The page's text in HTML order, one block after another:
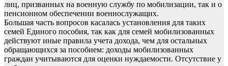
лиц, призванных на военную службу по мобилизации, так и о
пенсионном обеспечении военнослужащих.
Большая часть вопросов касалась установления для таких
семей Единого пособия, так как для семей мобилизованных
действуют иные правила учета дохода, чем для остальных
обращающихся за пособием: доходы мобилизованных
граждан учитываются для оценки нуждаемости. Отсутствие у